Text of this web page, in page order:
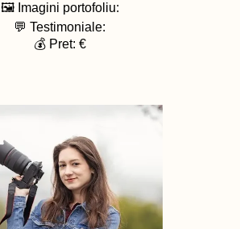
🖼️ Imagini portofoliu:
💬 Testimoniale:
💰 Pret: €